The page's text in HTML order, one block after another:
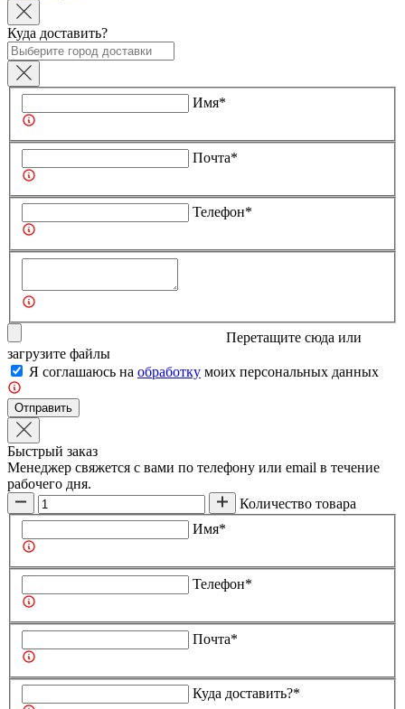
Куда доставить?
Имя*
Почта*
Телефон*
Перетащите сюда или
загрузите файлы
Я соглашаюсь на обработку моих персональных данных
Отправить
Быстрый заказ
Менеджер свяжется с вами по телефону или email в течение
рабочего дня.
Количество товара
Имя*
Телефон*
Почта*
Куда доставить?*